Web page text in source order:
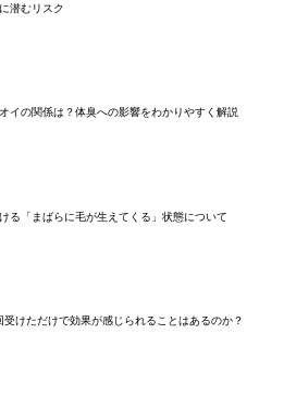
潜むリスク
イの関係は？体臭への影響をわかりやすく解説
る「まばらに毛が生えてくる」状態について
受けただけで効果が感じられることはあるのか？